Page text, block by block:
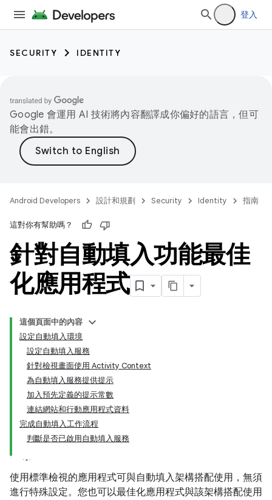
登入
SECURITY IDENTITY
Google 會運用 AI 技術將內容翻譯成你偏好的語言，但可
能會出錯。
Android Developers 設計和規劃 Security Identity 指南
這對你有幫助嗎？
針對自動填入功能最佳
化應用程式
這個頁面中的內容
設定自動填入環境
設定自動填入服務
針對檢視畫面使用 Activity Context
為自動填入服務提供提示
加入預先定義的提示常數
連結網站和行動應用程式資料
完成自動填入工作流程
判斷是否已啟用自動填入服務
使用標準檢視的應用程式可與自動填入架構搭配使用，無須
進行特殊設定。您也可以最佳化應用程式與該架構搭配使用